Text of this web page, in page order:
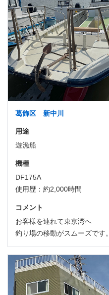
葛飾区 新中川
用途
遊漁船
機種
DF175A
使用歴：約2,000時間
コメント
お客様を連れて東京湾へ
釣り場の移動がスムーズです。